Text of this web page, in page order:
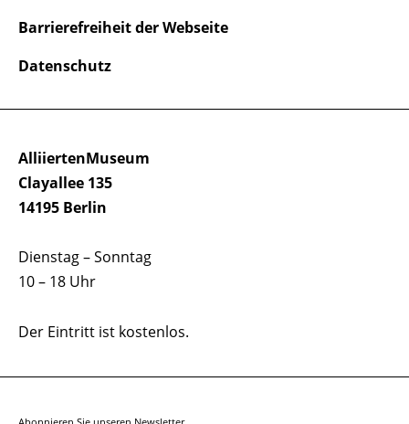
AlliiertenMuseum
Clayallee 135
14195 Berlin
Dienstag – Sonntag
10 – 18 Uhr
Der Eintritt ist kostenlos.
Barrierefreiheit der Webseite
Datenschutz